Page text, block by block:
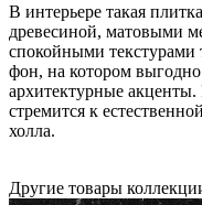
В интерьере такая
древесиной, матовыми
спокойными
фон, на котором
архитектурные акценты.
стремится к
холла.
Другие товары